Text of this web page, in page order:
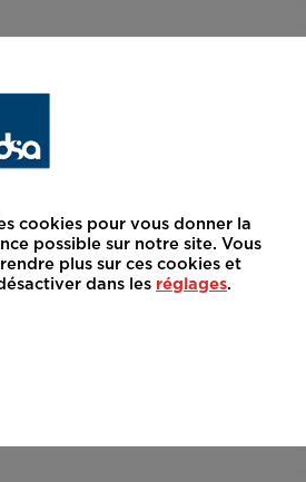
cookies pour vous donner la
possible sur notre site. Vous
plus sur ces cookies et
dans les réglages.